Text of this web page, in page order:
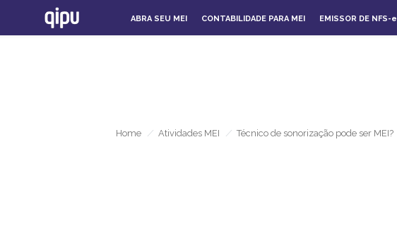
Home / Atividades MEI / Técnico de sonorização pode ser MEI?
ABRA SEU MEI CONTABILIDADE PARA MEI EMISSOR DE NFS-e